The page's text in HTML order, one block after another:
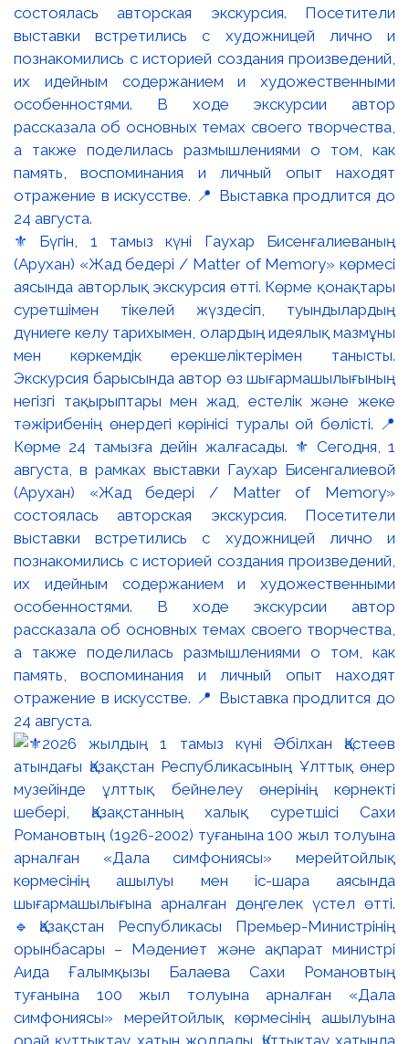
⚜️ Бүгін, 1 тамыз күні Гаухар Бисенғалиеваның
(Арухан) «Жад бедері / Matter of Memory» көрмесі
аясында авторлық экскурсия өтті. Көрме қонақтары
суретшімен тікелей жүздесіп, туындылардың
дүниеге келу тарихымен, олардың идеялық мазмұны
мен көркемдік ерекшеліктерімен танысты.
Экскурсия барысында автор өз шығармашылығының
негізгі тақырыптары мен жад, естелік және жеке
тәжірибенің өнердегі көрінісі туралы ой бөлісті. 📍
Көрме 24 тамызға дейін жалғасады. ⚜️ Сегодня, 1
августа, в рамках выставки Гаухар Бисенгалиевой
(Арухан) «Жад бедері / Matter of Memory»
состоялась авторская экскурсия. Посетители
выставки встретились с художницей лично и
познакомились с историей создания произведений,
их идейным содержанием и художественными
особенностями. В ходе экскурсии автор
рассказала об основных темах своего творчества,
а также поделилась размышлениями о том, как
память, воспоминания и личный опыт находят
отражение в искусстве. 📍 Выставка продлится до
24 августа.